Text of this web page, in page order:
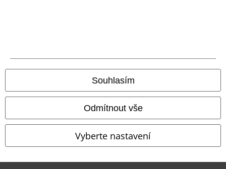
Souhlasím
Odmítnout vše
Vyberte nastavení
Naše online obchody